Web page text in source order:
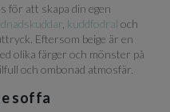
för att skapa din egen
kuddfodral och
Eftersom beige är en
olika färger och mönster på
och ombonad atmosfär.
soffa